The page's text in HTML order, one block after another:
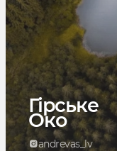
Гірське
Око
andrevas_lv